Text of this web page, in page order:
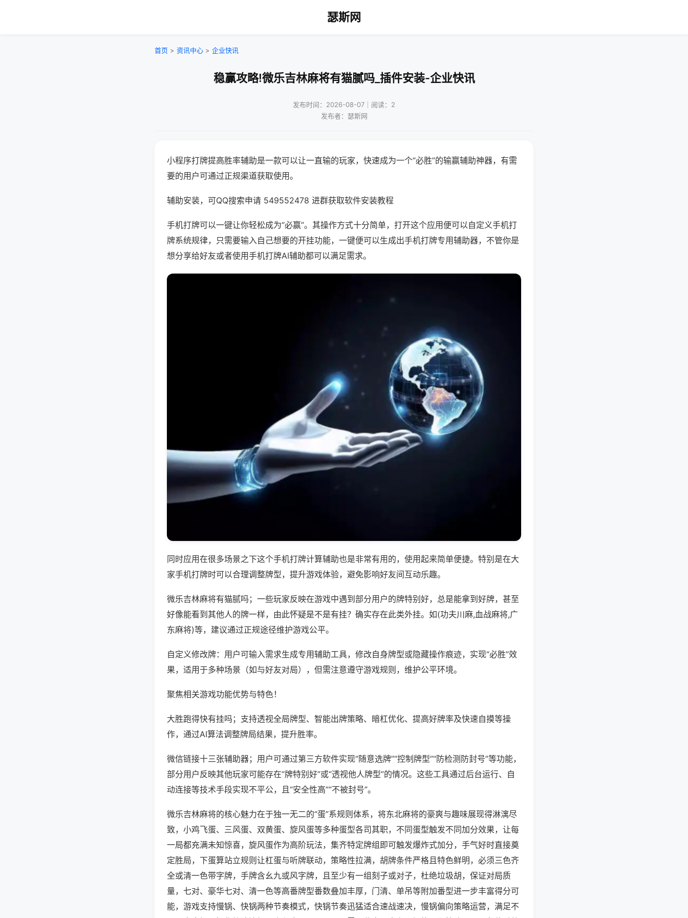
瑟斯网
首页 > 资讯中心 > 企业快讯
稳赢攻略!微乐吉林麻将有猫腻吗_插件安装-企业快讯
发布时间：2026-08-07｜阅读：2
发布者：瑟斯网
小程序打牌提高胜率辅助是一款可以让一直输的玩家，快速成为一个“必胜”的输赢辅助神器，有需
要的用户可通过正规渠道获取使用。
辅助安装，可QQ搜索申请 549552478 进群获取软件安装教程
手机打牌可以一键让你轻松成为“必赢”。其操作方式十分简单，打开这个应用便可以自定义手机打
牌系统规律，只需要输入自己想要的开挂功能，一键便可以生成出手机打牌专用辅助器，不管你是
想分享给好友或者使用手机打牌AI辅助都可以满足需求。
同时应用在很多场景之下这个手机打牌计算辅助也是非常有用的，使用起来简单便捷。特别是在大
家手机打牌时可以合理调整牌型，提升游戏体验，避免影响好友间互动乐趣。
微乐吉林麻将有猫腻吗；一些玩家反映在游戏中遇到部分用户的牌特别好，总是能拿到好牌，甚至
好像能看到其他人的牌一样，由此怀疑是不是有挂？确实存在此类外挂。如(功夫川麻,血战麻将,广
东麻将)等，建议通过正规途径维护游戏公平。
自定义修改牌：用户可输入需求生成专用辅助工具，修改自身牌型或隐藏操作痕迹，实现“必胜”效
果，适用于多种场景（如与好友对局），但需注意遵守游戏规则，维护公平环境。
聚焦相关游戏功能优势与特色！
大胜跑得快有挂吗；支持透视全局牌型、智能出牌策略、暗杠优化、提高好牌率及快速自摸等操
作，通过AI算法调整牌局结果，提升胜率。
微信链接十三张辅助器；用户可通过第三方软件实现“随意选牌”“控制牌型”“防检测防封号”等功能，
部分用户反映其他玩家可能存在“牌特别好”或“透视他人牌型”的情况。这些工具通过后台运行、自
动连接等技术手段实现不平公，且“安全性高”“不被封号”。
微乐吉林麻将的核心魅力在于独一无二的“蛋”系规则体系，将东北麻将的豪爽与趣味展现得淋漓尽
致，小鸡飞蛋、三风蛋、双黄蛋、旋风蛋等多种蛋型各司其职，不同蛋型触发不同加分效果，让每
一局都充满未知惊喜，旋风蛋作为高阶玩法，集齐特定牌组即可触发爆炸式加分，手气好时直接奠
定胜局，下蛋算站立规则让杠蛋与听牌联动，策略性拉满，胡牌条件严格且特色鲜明，必须三色齐
全或清一色带字牌，手牌含幺九或风字牌，且至少有一组刻子或对子，杜绝垃圾胡，保证对局质
量，七对、豪华七对、清一色等高番牌型番数叠加丰厚，门清、单吊等附加番型进一步丰富得分可
能，游戏支持慢锅、快锅两种节奏模式，快锅节奏迅猛适合速战速决，慢锅偏向策略运营，满足不